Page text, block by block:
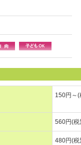
150円～(
560円(税
480円(税